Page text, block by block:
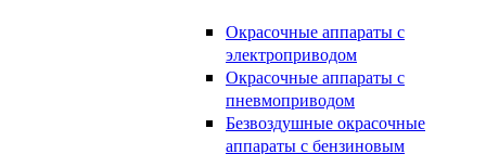
Окрасочные аппараты с
электроприводом
Окрасочные аппараты с
пневмоприводом
Безвоздушные окрасочные
аппараты с бензиновым